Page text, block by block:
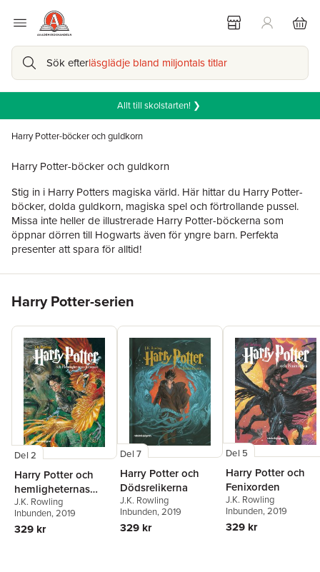
Sök efterläsglädje bland miljontals titlar
Allt till skolstarten! ❯
Harry Potter-böcker och guldkorn
Harry Potter-böcker och guldkorn
Stig in i Harry Potters magiska värld. Här hittar du Harry Potter-
böcker, dolda guldkorn, magiska spel och förtrollande pussel.
Missa inte heller de illustrerade Harry Potter-böckerna som
öppnar dörren till Hogwarts även för yngre barn. Perfekta
presenter att spara för alltid!
Harry Potter-serien
Del 2
Harry Potter och
hemligheternas
kammare
J.K. Rowling
Inbunden, 2019
329 kr
Del 7
Harry Potter och
Dödsrelikerna
J.K. Rowling
Inbunden, 2019
329 kr
Del 5
Harry Potter och
Fenixorden
J.K. Rowling
Inbunden, 2019
329 kr